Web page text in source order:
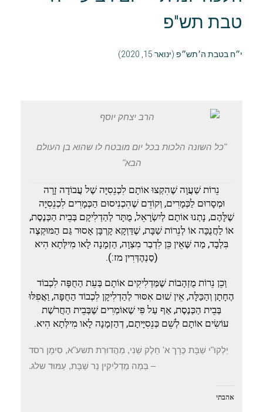
טבת תש"פ
י״ח בטבת ה׳תש״פ (ינואר 15, 2020)
"כל השונה הלכות בכל יום מובטח לו שהוא בן העולם
הבא"
נֵרוֹת שַׁעֲוָה שֶׁהִקְצוּ אוֹתָם לִכְנֵסִיָּה שֶׁל עֲבוֹדָה זָרָה
וּמְסָרוּם לַכְּמָרִים, וְקוֹדֵם שֶׁהִכְנִיסוּם הַכְּמָרִים לִכְנֵסִיָּה
שֶׁלָּהֶם, נָתְנוּ אוֹתָם לְיִשְׂרָאֵל, מֻתָּר לְהַדְלִיקָם בְּבֵית הַכְּנֶסֶת,
אוֹ לַחֲנֻכָּה אוֹ לְנֵרוֹת שַׁבָּת, שֶׁדַּוְקָא קָרְבָּן אָסוּר גַּם הַמּוּקְצֶה
בִּלְבָד, מַה שֶּׁאֵין כֵּן לִדְבַר מִצְוָה, הַזְמָנָה לָאו מִילְּתָא הִיא
(סַנְהֶדְּרִין מז:).
וְכֵן נֵרוֹת מֻזְהָבוֹת שֶׁמַּדְלִיקִים אוֹתָם בְּעֵת הַחֻפָּה לִכְבוֹד
הֶחָתָן וְהַכַּלָּה, אֵין שׁוּם אִסּוּר לְהַדְלִיקָן לִכְבוֹד הַחֻפָּה, וַאֲפִלּוּ
בְּבֵית הַכְּנֶסֶת, אַף עַל פִּי שֶׁאוֹמְרִים שֶׁבְּבֵית הַחֲרֹשֶׁת
עוֹשִׂים אוֹתָם לְשֵׁם כְּנֵסִיָּיתָם, דְהַזְמָנָה לָאו מִילְּתָא הִיא.
יַלְקוּ"י שַׁבָּת כֶּרָך א' חֵלֶק שֵׁנִי, מַהֲדוּרַת תשע"א, סִימָן רסד
– בְּמַה מַדְלִיקִין נֵר שַׁבָּת, עַמּוּד שלג.
אהבתי